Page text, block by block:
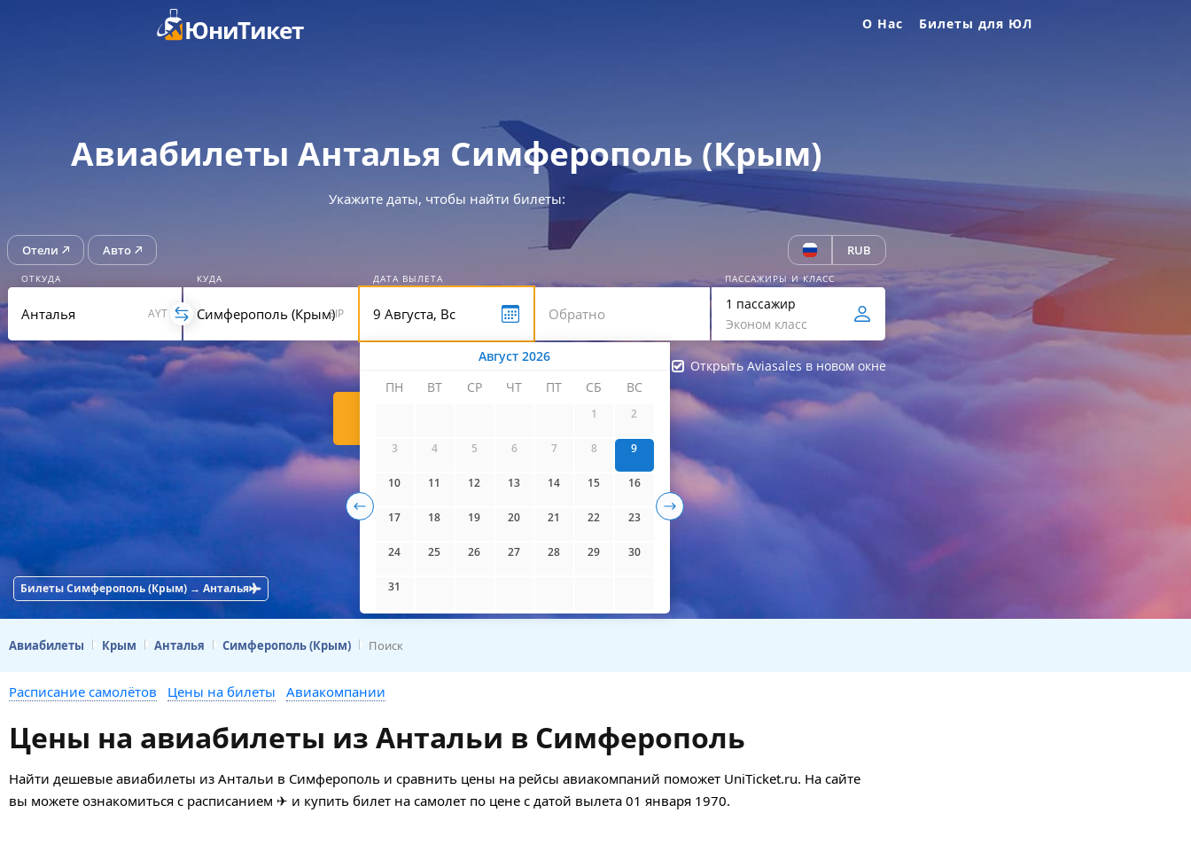
ЮниТикет О Нас Билеты для ЮЛ
Авиабилеты Анталья Симферополь (Крым)
Укажите даты, чтобы найти билеты:
Отели Авто RUB
ОТКУДА
AYT
КУДА
SIP
ДАТА ВЫЛЕТА
Август 2026
ПН
ВТ СР ЧТ ПТ СБ ВС
1 2
3 4 5 6 7 8 9
10 11 12 13 14 15 16
17 18 19 20 21 22 23
24 25 26 27 28 29 30
31
ПАССАЖИРЫ И КЛАСС
1 пассажир
Эконом класс
Открыть Aviasales в новом окне
Билеты Симферополь (Крым) → Анталья
Авиабилеты Крым Анталья Симферополь (Крым) Поиск
Расписание самолётов Цены на билеты Авиакомпании
Цены на авиабилеты из Антальи в Симферополь
Найти дешевые авиабилеты из Антальи в Симферополь и сравнить цены на рейсы авиакомпаний поможет UniTicket.ru. На сайте
вы можете ознакомиться с расписанием ✈ и купить билет на самолет по цене с датой вылета 01 января 1970.